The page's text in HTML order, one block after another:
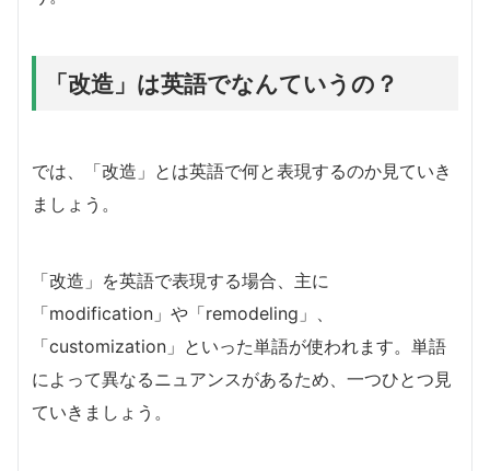
「改造」は英語でなんていうの？
では、「改造」とは英語で何と表現するのか見ていき
ましょう。
「改造」を英語で表現する場合、主に
「modification」や「remodeling」、
「customization」といった単語が使われます。単語
によって異なるニュアンスがあるため、一つひとつ見
ていきましょう。